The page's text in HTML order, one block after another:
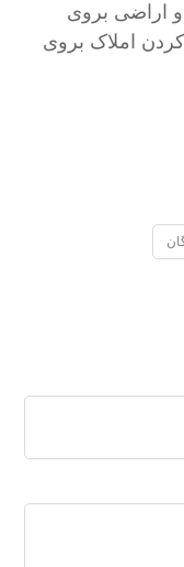
و اراضی بروی
املاک بروی